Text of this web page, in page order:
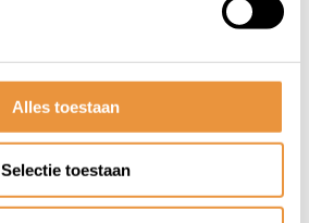
Alles toestaan
Selectie toestaan